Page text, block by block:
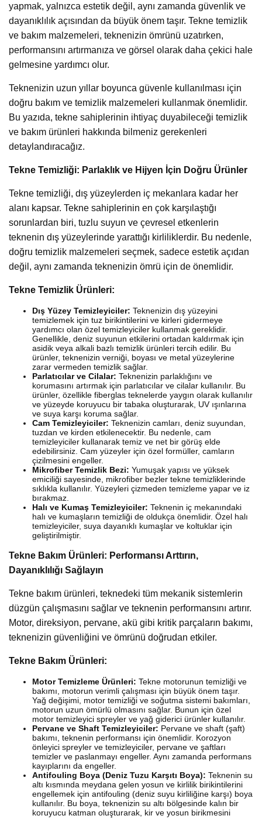
yapmak, yalnızca estetik değil, aynı zamanda güvenlik ve
dayanıklılık açısından da büyük önem taşır. Tekne temizlik
ve bakım malzemeleri, teknenizin ömrünü uzatırken,
performansını artırmanıza ve görsel olarak daha çekici hale
gelmesine yardımcı olur.
Teknenizin uzun yıllar boyunca güvenle kullanılması için
doğru bakım ve temizlik malzemeleri kullanmak önemlidir.
Bu yazıda, tekne sahiplerinin ihtiyaç duyabileceği temizlik
ve bakım ürünleri hakkında bilmeniz gerekenleri
detaylandıracağız.
Tekne Temizliği: Parlaklık ve Hijyen İçin Doğru Ürünler
Tekne temizliği, dış yüzeylerden iç mekanlara kadar her
alanı kapsar. Tekne sahiplerinin en çok karşılaştığı
sorunlardan biri, tuzlu suyun ve çevresel etkenlerin
teknenin dış yüzeylerinde yarattığı kirliliklerdir. Bu nedenle,
doğru temizlik malzemeleri seçmek, sadece estetik açıdan
değil, aynı zamanda teknenizin ömrü için de önemlidir.
Tekne Temizlik Ürünleri:
Dış Yüzey Temizleyiciler: Teknenizin dış yüzeyini
temizlemek için tuz birikintilerini ve kirleri gidermeye
yardımcı olan özel temizleyiciler kullanmak gereklidir.
Genellikle, deniz suyunun etkilerini ortadan kaldırmak için
asidik veya alkali bazlı temizlik ürünleri tercih edilir. Bu
ürünler, teknenizin verniği, boyası ve metal yüzeylerine
zarar vermeden temizlik sağlar.
Parlatıcılar ve Cilalar: Teknenizin parlaklığını ve
korumasını artırmak için parlatıcılar ve cilalar kullanılır. Bu
ürünler, özellikle fiberglas teknelerde yaygın olarak kullanılır
ve yüzeyde koruyucu bir tabaka oluşturarak, UV ışınlarına
ve suya karşı koruma sağlar.
Cam Temizleyiciler: Teknenizin camları, deniz suyundan,
tuzdan ve kirden etkilenecektir. Bu nedenle, cam
temizleyiciler kullanarak temiz ve net bir görüş elde
edebilirsiniz. Cam yüzeyler için özel formüller, camların
çizilmesini engeller.
Mikrofiber Temizlik Bezi: Yumuşak yapısı ve yüksek
emiciliği sayesinde, mikrofiber bezler tekne temizliklerinde
sıklıkla kullanılır. Yüzeyleri çizmeden temizleme yapar ve iz
bırakmaz.
Halı ve Kumaş Temizleyiciler: Teknenin iç mekanındaki
halı ve kumaşların temizliği de oldukça önemlidir. Özel halı
temizleyiciler, suya dayanıklı kumaşlar ve koltuklar için
geliştirilmiştir.
Tekne Bakım Ürünleri: Performansı Arttırın,
Dayanıklılığı Sağlayın
Tekne bakım ürünleri, teknedeki tüm mekanik sistemlerin
düzgün çalışmasını sağlar ve teknenin performansını artırır.
Motor, direksiyon, pervane, akü gibi kritik parçaların bakımı,
teknenizin güvenliğini ve ömrünü doğrudan etkiler.
Tekne Bakım Ürünleri:
Motor Temizleme Ürünleri: Tekne motorunun temizliği ve
bakımı, motorun verimli çalışması için büyük önem taşır.
Yağ değişimi, motor temizliği ve soğutma sistemi bakımları,
motorun uzun ömürlü olmasını sağlar. Bunun için özel
motor temizleyici spreyler ve yağ giderici ürünler kullanılır.
Pervane ve Shaft Temizleyiciler: Pervane ve shaft (şaft)
bakımı, teknenin performansı için önemlidir. Korozyon
önleyici spreyler ve temizleyiciler, pervane ve şaftları
temizler ve paslanmayı engeller. Aynı zamanda performans
kayıplarını da engeller.
Antifouling Boya (Deniz Tuzu Karşıtı Boya): Teknenin su
altı kısmında meydana gelen yosun ve kirlilik birikintilerini
engellemek için antifouling (deniz suyu kirliliğine karşı) boya
kullanılır. Bu boya, teknenizin su altı bölgesinde kalın bir
koruyucu katman oluşturarak, kir ve yosun birikmesini